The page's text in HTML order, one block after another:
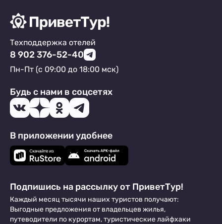
Техподдержка отелей
8 902 376-52-40
Пн-Пт (с 09:00 до 18:00 мск)
Будь с нами в соцсетях
В приложении удобнее
Подпишись на рассылку от ПриветТур!
Каждый месяц тысячи наших туристов получают:
Выгодные предложения от владельцев жилья,
путеводители по курортам, туристические лайфхаки